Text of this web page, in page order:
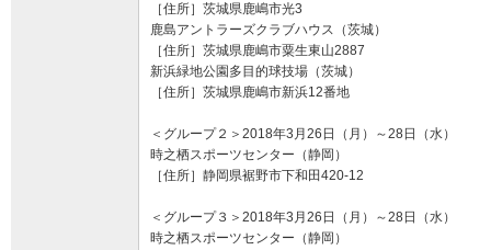
［住所］茨城県鹿嶋市光3
鹿島アントラーズクラブハウス（茨城）
［住所］茨城県鹿嶋市粟生東山2887
新浜緑地公園多目的球技場（茨城）
［住所］茨城県鹿嶋市新浜12番地
＜グループ２＞2018年3月26日（月）～28日（水）
時之栖スポーツセンター（静岡）
［住所］静岡県裾野市下和田420-12
＜グループ３＞2018年3月26日（月）～28日（水）
時之栖スポーツセンター（静岡）